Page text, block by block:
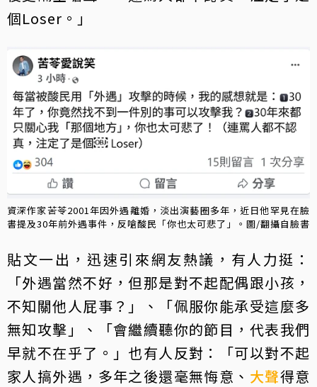
個Loser。」
資深作家苦苓2001年因外遇離婚，淡出演藝圈多年，近日他罕見在臉
書提及30年前外遇事件，反嗆酸民「你也太可悲了」。圖/翻攝自臉書
貼文一出，迅速引來網友熱議，有人力挺：
「外遇當然不好，但那是對不起配偶跟小孩，
不知關他人屁事？」、「佩服你能承受這麼多
無知攻擊」、「會繼續聽你的節目，代表我們
早就不在乎了。」也有人反對：「可以對不起
家人搞外遇，多年之後還毫無悔意、 大聲得意